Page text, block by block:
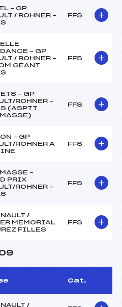
– GP
/ ROHNER –
FFS
– GP
/ ROHNER –
GEANT
FFS
– GP
ROHNER –
(ASPTT
FFS
– GP
ROHNER A
FFS
–
PRIX
ROHNER –
FFS
/
MEMORIAL
FILLES
FFS
Cat.
/